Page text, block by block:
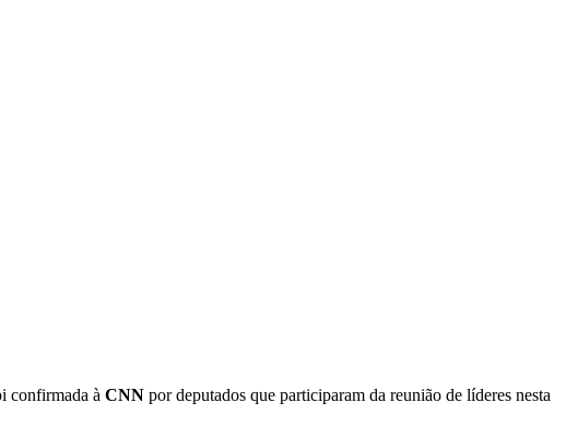
confirmada à CNN por deputados que participaram da reunião de líderes nesta